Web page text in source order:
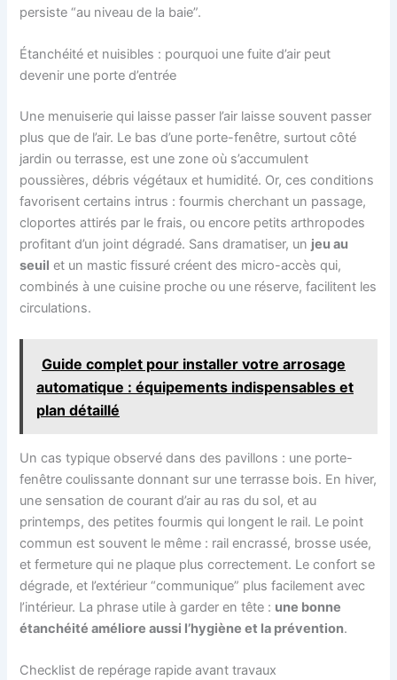
persiste “au niveau de la baie”.
Étanchéité et nuisibles : pourquoi une fuite d’air peut
devenir une porte d’entrée
Une menuiserie qui laisse passer l’air laisse souvent passer
plus que de l’air. Le bas d’une porte-fenêtre, surtout côté
jardin ou terrasse, est une zone où s’accumulent
poussières, débris végétaux et humidité. Or, ces conditions
favorisent certains intrus : fourmis cherchant un passage,
cloportes attirés par le frais, ou encore petits arthropodes
profitant d’un joint dégradé. Sans dramatiser, un jeu au
seuil et un mastic fissuré créent des micro-accès qui,
combinés à une cuisine proche ou une réserve, facilitent les
circulations.
Guide complet pour installer votre arrosage
automatique : équipements indispensables et
plan détaillé
Un cas typique observé dans des pavillons : une porte-
fenêtre coulissante donnant sur une terrasse bois. En hiver,
une sensation de courant d’air au ras du sol, et au
printemps, des petites fourmis qui longent le rail. Le point
commun est souvent le même : rail encrassé, brosse usée,
et fermeture qui ne plaque plus correctement. Le confort se
dégrade, et l’extérieur “communique” plus facilement avec
l’intérieur. La phrase utile à garder en tête : une bonne
étanchéité améliore aussi l’hygiène et la prévention.
Checklist de repérage rapide avant travaux